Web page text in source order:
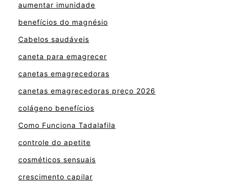
aumentar imunidade
benefícios do magnésio
Cabelos saudáveis
caneta para emagrecer
canetas emagrecedoras
canetas emagrecedoras preço 2026
colágeno benefícios
Como Funciona Tadalafila
controle do apetite
cosméticos sensuais
crescimento capilar